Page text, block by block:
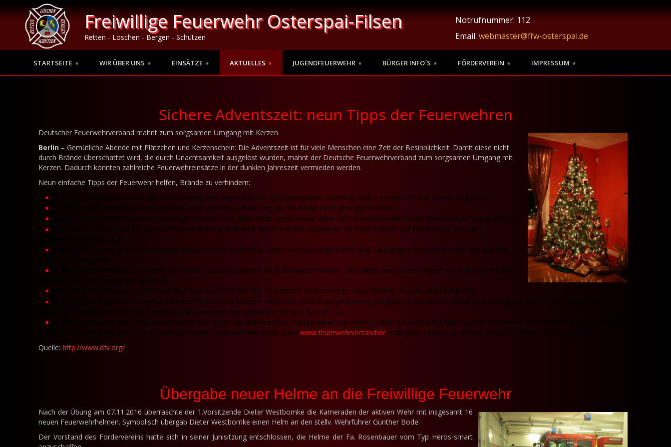
Retten - Löschen - Bergen - Schützen
Freiwillige Feuerwehr Osterspai-Filsen
Notrufnummer: 112
Email: webmaster@ffw-osterspai.de
STARTSEITE WIR ÜBER UNS EINSÄTZE AKTUELLES JUGENDFEUERWEHR BÜRGER INFO´S FÖRDERVEREIN IMPRESSUM
Sichere Adventszeit: neun Tipps der Feuerwehren
Deutscher Feuerwehrverband mahnt zum sorgsamen Umgang mit Kerzen
Berlin – Gemütliche Abende mit Plätzchen und Kerzenschein: Die Adventszeit ist für viele Menschen eine Zeit der Besinnlichkeit. Damit diese nicht
durch Brände überschattet wird, die durch Unachtsamkeit ausgelöst wurden, mahnt der Deutsche Feuerwehrverband zum sorgsamen Umgang mit
Kerzen. Dadurch könnten zahlreiche Feuerwehreinsätze in der dunklen Jahreszeit vermieden werden.
Neun einfache Tipps der Feuerwehr helfen, Brände zu verhindern:
Stellen Sie Kerzen nicht in der Nähe von brennbaren Gegenständen (Geschenkpapier, Vorhang) oder an einem Ort mit starker Zugluft auf.
Kerzen gehören immer in eine standfeste, nicht brennbare Halterung, an die Kinder nicht gelangen können.
Lassen Sie Kerzen niemals unbeaufsichtigt brennen – vor allem nicht, wenn Kinder dabei sind. Unachtsamkeit ist die Brandursache Nummer eins!
Auch wenn man sie häufiger als sonst verwendet und griffbereit haben möchte: Bewahren Sie Streichhölzer und Feuerzeuge an einem
Löschen Sie Kerzen an Adventskränzen und Gestecken rechtzeitig, bevor sie heruntergebrannt sind: Tannengrün trocknet mit der Zeit aus und
Achten Sie bei elektrischen Lichterketten darauf, dass Steckdosen nicht überlastet werden. Die elektrischen Kerzen sollten ein Prüfsiegel tragen,
das den VDE-Bestimmungen entspricht.
Wenn Sie echte Kerzen entzünden, stellen Sie ein entsprechendes Löschmittel (Wassereimer, Feuerlöscher, Feuerlöschspray) bereit.
Wenn es brennt, versuchen Sie nur dann die Flammen zu löschen, wenn dies ohne Eigengefährdung möglich ist. Ansonsten schließen Sie möglichst die Tür zum Brandraum,
verlassen (mit Ihrer Familie) die Wohnung und alarmieren die Feuerwehr mit dem Notruf 112.
Rauchwarnmelder in der Wohnung verringern das Risiko der unbemerkten Brandausbreitung enorm, indem sie rechtzeitig Alarm geben. Die kleinen Lebensretter gibt es günstig im
Fachhandel oder beim Versandhaus des Deutschen Feuerwehrverbandes unter www.feuerwehrversand.de – übrigens passen sie perfekt als Geschenk auf den Gabentisch!
Quelle: http://www.dfv.org/
Übergabe neuer Helme an die Freiwillige Feuerwehr
Nach der Übung am 07.11.2016 überraschte der 1.Vorsitzende Dieter Westbomke die Kameraden der aktiven Wehr mit insgesamt 16
neuen Feuerwehrhelmen. Symbolisch übergab Dieter Westbomke einen Helm an den stellv. Wehrführer Günther Bode.
Der Vorstand des Fördervereins hatte sich in seiner Junisitzung entschlossen, die Helme der Fa. Rosenbauer vom Typ Heros-smart